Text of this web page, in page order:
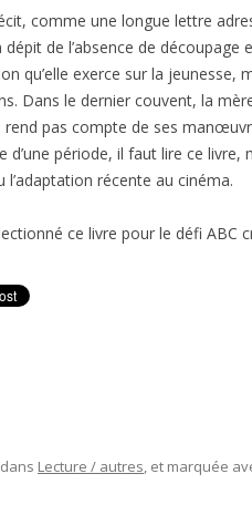
comme une longue lettre
de l’absence de
qu’elle exerce sur la
Dans le dernier couvent, la
rend pas compte de ses
d’une période, il faut lire ce livre,
l’adaptation récente au cinéma.
ce livre pour le défi ABC
Lecture / autres, et marquée